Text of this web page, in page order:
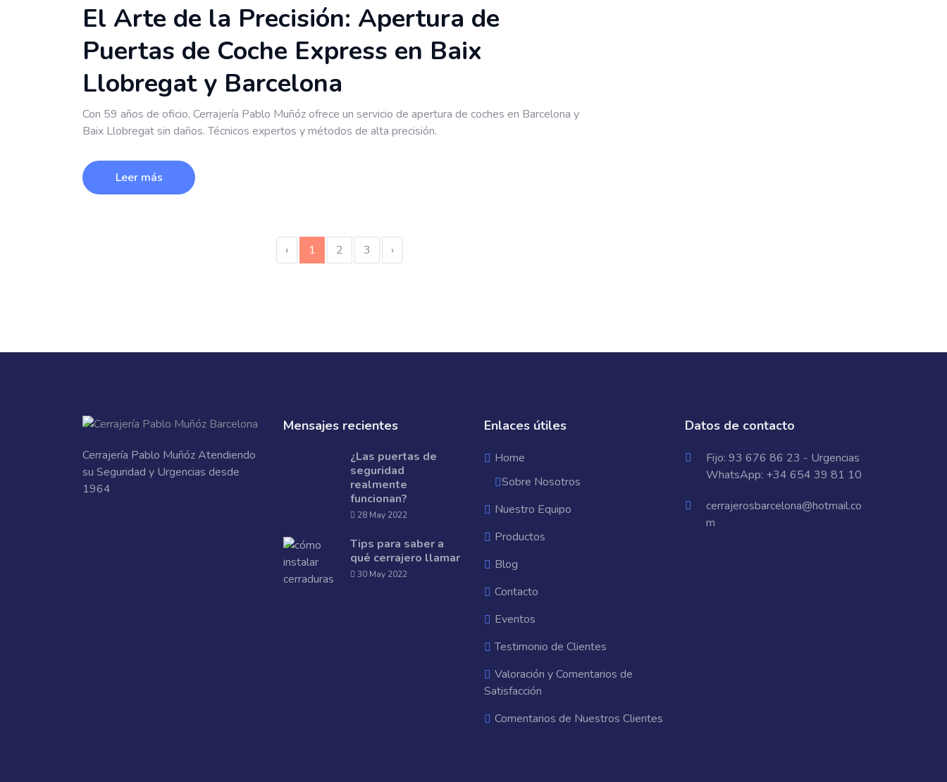
El Arte de la Precisión: Apertura de
Puertas de Coche Express en Baix
Llobregat y Barcelona
Con 59 años de oficio, Cerrajería Pablo Muñóz ofrece un servicio de apertura de coches en Barcelona y
Baix Llobregat sin daños. Técnicos expertos y métodos de alta precisión.
Leer más
‹ 1 2 3 ›
Cerrajería Pablo Muñóz Atendiendo
su Seguridad y Urgencias desde
1964
Mensajes recientes
¿Las puertas de
seguridad
realmente
funcionan?
28 May 2022
Tips para saber a
qué cerrajero llamar
30 May 2022
Enlaces útiles
Home
Sobre Nosotros
Nuestro Equipo
Productos
Blog
Contacto
Eventos
Testimonio de Clientes
Valoración y Comentarios de
Satisfacción
Comentarios de Nuestros Clientes
Datos de contacto
Fijo: 93 676 86 23 - Urgencias
WhatsApp: +34 654 39 81 10
cerrajerosbarcelona@hotmail.co
m